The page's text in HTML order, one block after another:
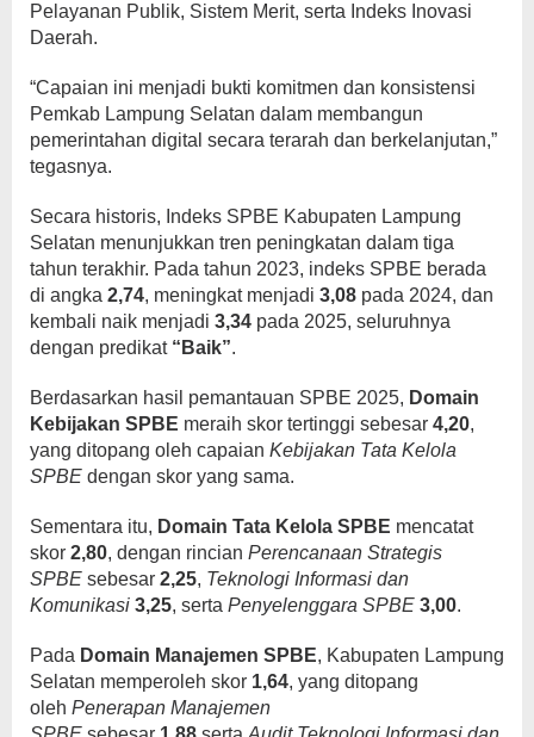
Pelayanan Publik, Sistem Merit, serta Indeks Inovasi
Daerah.
“Capaian ini menjadi bukti komitmen dan konsistensi
Pemkab Lampung Selatan dalam membangun
pemerintahan digital secara terarah dan berkelanjutan,”
tegasnya.
Secara historis, Indeks SPBE Kabupaten Lampung
Selatan menunjukkan tren peningkatan dalam tiga
tahun terakhir. Pada tahun 2023, indeks SPBE berada
di angka 2,74, meningkat menjadi 3,08 pada 2024, dan
kembali naik menjadi 3,34 pada 2025, seluruhnya
dengan predikat “Baik”.
Berdasarkan hasil pemantauan SPBE 2025, Domain
Kebijakan SPBE meraih skor tertinggi sebesar 4,20,
yang ditopang oleh capaian Kebijakan Tata Kelola
SPBE dengan skor yang sama.
Sementara itu, Domain Tata Kelola SPBE mencatat
skor 2,80, dengan rincian Perencanaan Strategis
SPBE sebesar 2,25, Teknologi Informasi dan
Komunikasi 3,25, serta Penyelenggara SPBE 3,00.
Pada Domain Manajemen SPBE, Kabupaten Lampung
Selatan memperoleh skor 1,64, yang ditopang
oleh Penerapan Manajemen